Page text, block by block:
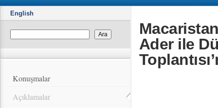
English
Konuşmalar
Açıklamalar
Ader ile